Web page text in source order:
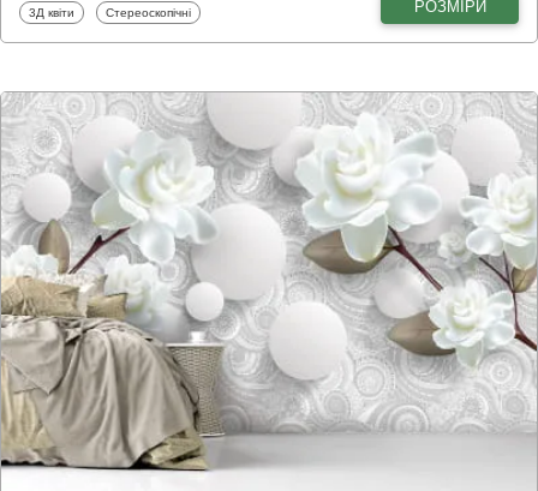
Фотошпалери
3Д квіти Фотошпалери
Стереоскопічні РОЗМІРИ